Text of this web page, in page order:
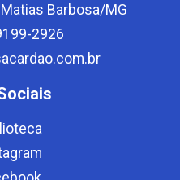
Barbosa/MG
2926